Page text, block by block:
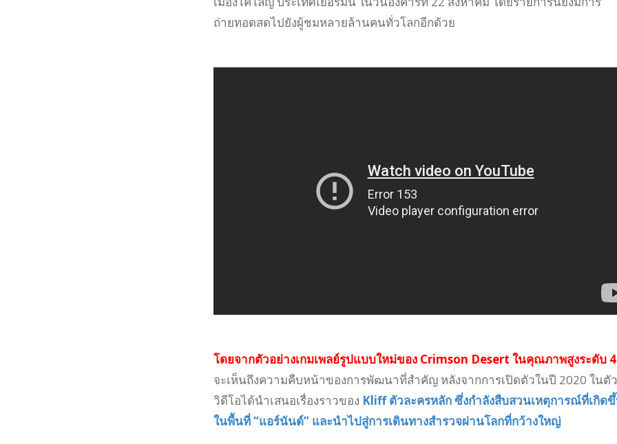
ถ่ายทอดสดไปยังผู้ชมหลายล้านคนทั่วโลกอีกด้วย
โดยจากตัวอย่างเกมเพลย์รูปแบบใหม่ของ Crimson Desert ในคุณภาพสูงระดับ
จะเห็นถึงความคืบหน้าของการพัฒนาที่สำคัญ หลังจากการเปิดตัวในปี 2020 ในตัว
วิดีโอได้นำเสนอเรื่องราวของ Kliff ตัวละครหลัก ซึ่งกำลังสืบสวนเหตุการณ์ที่เกิด
ในพื้นที่ “แอร์นันด์” และนำไปสู่การเดินทางสำรวจผ่านโลกที่กว้างใหญ่